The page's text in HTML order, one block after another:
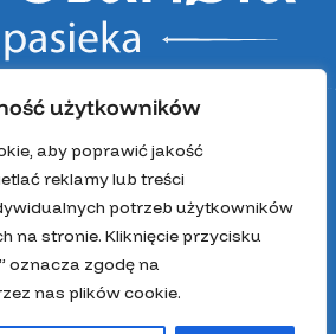
użytkowników
aby poprawić jakość
reklamy lub treści
potrzeb użytkowników
na stronie. Kliknięcie przycisku
oznacza zgodę na
nas plików cookie.